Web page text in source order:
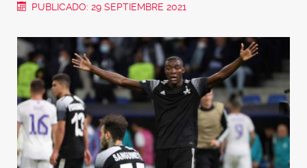
PUBLICADO: 29 SEPTIEMBRE 2021